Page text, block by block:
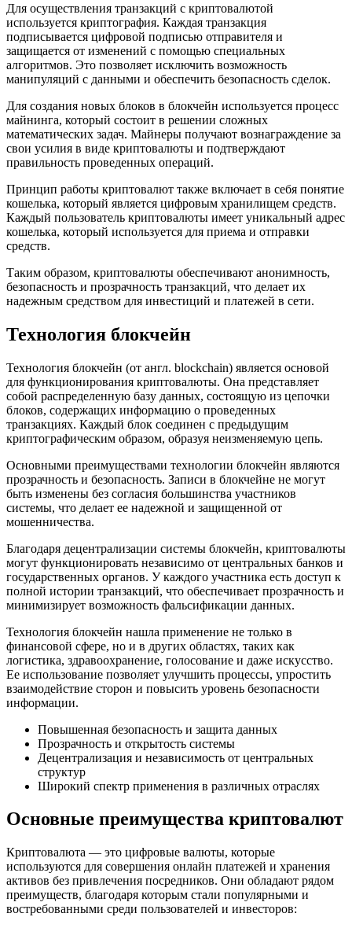
Для осуществления транзакций с криптовалютой
используется криптография. Каждая транзакция
подписывается цифровой подписью отправителя и
защищается от изменений с помощью специальных
алгоритмов. Это позволяет исключить возможность
манипуляций с данными и обеспечить безопасность сделок.
Для создания новых блоков в блокчейн используется процесс
майнинга, который состоит в решении сложных
математических задач. Майнеры получают вознаграждение за
свои усилия в виде криптовалюты и подтверждают
правильность проведенных операций.
Принцип работы криптовалют также включает в себя понятие
кошелька, который является цифровым хранилищем средств.
Каждый пользователь криптовалюты имеет уникальный адрес
кошелька, который используется для приема и отправки
средств.
Таким образом, криптовалюты обеспечивают анонимность,
безопасность и прозрачность транзакций, что делает их
надежным средством для инвестиций и платежей в сети.
Технология блокчейн
Технология блокчейн (от англ. blockchain) является основой
для функционирования криптовалюты. Она представляет
собой распределенную базу данных, состоящую из цепочки
блоков, содержащих информацию о проведенных
транзакциях. Каждый блок соединен с предыдущим
криптографическим образом, образуя неизменяемую цепь.
Основными преимуществами технологии блокчейн являются
прозрачность и безопасность. Записи в блокчейне не могут
быть изменены без согласия большинства участников
системы, что делает ее надежной и защищенной от
мошенничества.
Благодаря децентрализации системы блокчейн, криптовалюты
могут функционировать независимо от центральных банков и
государственных органов. У каждого участника есть доступ к
полной истории транзакций, что обеспечивает прозрачность и
минимизирует возможность фальсификации данных.
Технология блокчейн нашла применение не только в
финансовой сфере, но и в других областях, таких как
логистика, здравоохранение, голосование и даже искусство.
Ее использование позволяет улучшить процессы, упростить
взаимодействие сторон и повысить уровень безопасности
информации.
Повышенная безопасность и защита данных
Прозрачность и открытость системы
Децентрализация и независимость от центральных
структур
Широкий спектр применения в различных отраслях
Основные преимущества криптовалют
Криптовалюта — это цифровые валюты, которые
используются для совершения онлайн платежей и хранения
активов без привлечения посредников. Они обладают рядом
преимуществ, благодаря которым стали популярными и
востребованными среди пользователей и инвесторов: